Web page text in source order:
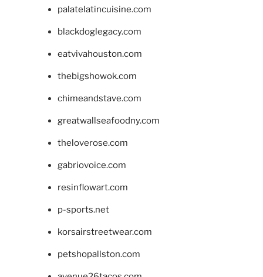
palatelatincuisine.com
blackdoglegacy.com
eatvivahouston.com
thebigshowok.com
chimeandstave.com
greatwallseafoodny.com
theloverose.com
gabriovoice.com
resinflowart.com
p-sports.net
korsairstreetwear.com
petshopallston.com